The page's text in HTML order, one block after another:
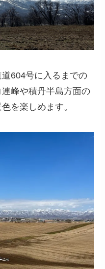
604号に入るまでの
峰や積丹半島方面の
を楽しめます。